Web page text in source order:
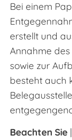
Bei einem
erstellt und
Annahme
sowie zur
besteht auch
Beachten Sie